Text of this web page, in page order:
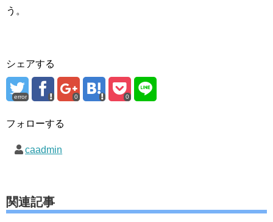
う。
シェアする
error 0 0
フォローする
caadmin
関連記事